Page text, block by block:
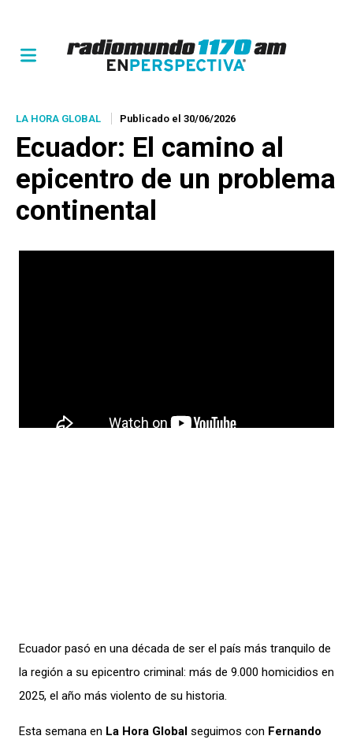
LA HORA GLOBAL Publicado el 30/06/2026
Ecuador: El camino al
epicentro de un problema
continental
Ecuador pasó en una década de ser el país más tranquilo de
la región a su epicentro criminal: más de 9.000 homicidios en
2025, el año más violento de su historia.
Esta semana en La Hora Global seguimos con Fernando